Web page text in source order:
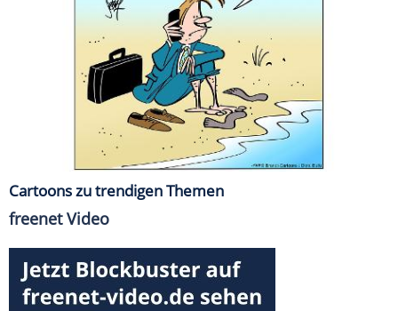
Cartoons zu trendigen Themen
freenet Video